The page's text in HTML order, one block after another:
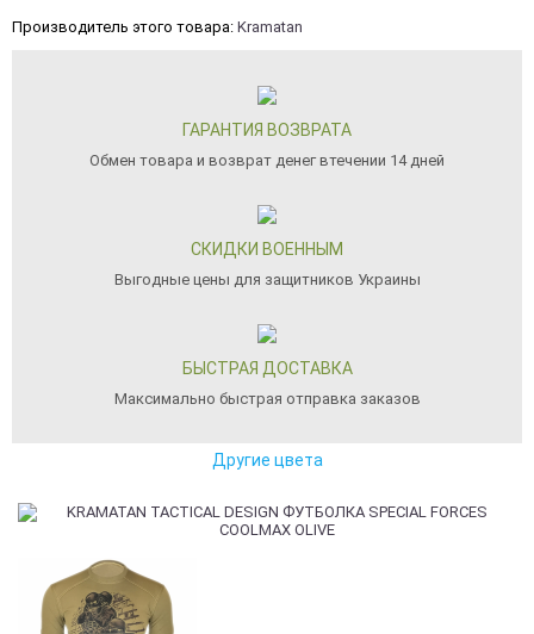
Производитель этого товара: Kramatan
ГАРАНТИЯ ВОЗВРАТА
Обмен товара и возврат денег втечении 14 дней
СКИДКИ ВОЕННЫМ
Выгодные цены для защитников Украины
БЫСТРАЯ ДОСТАВКА
Максимально быстрая отправка заказов
Другие цвета